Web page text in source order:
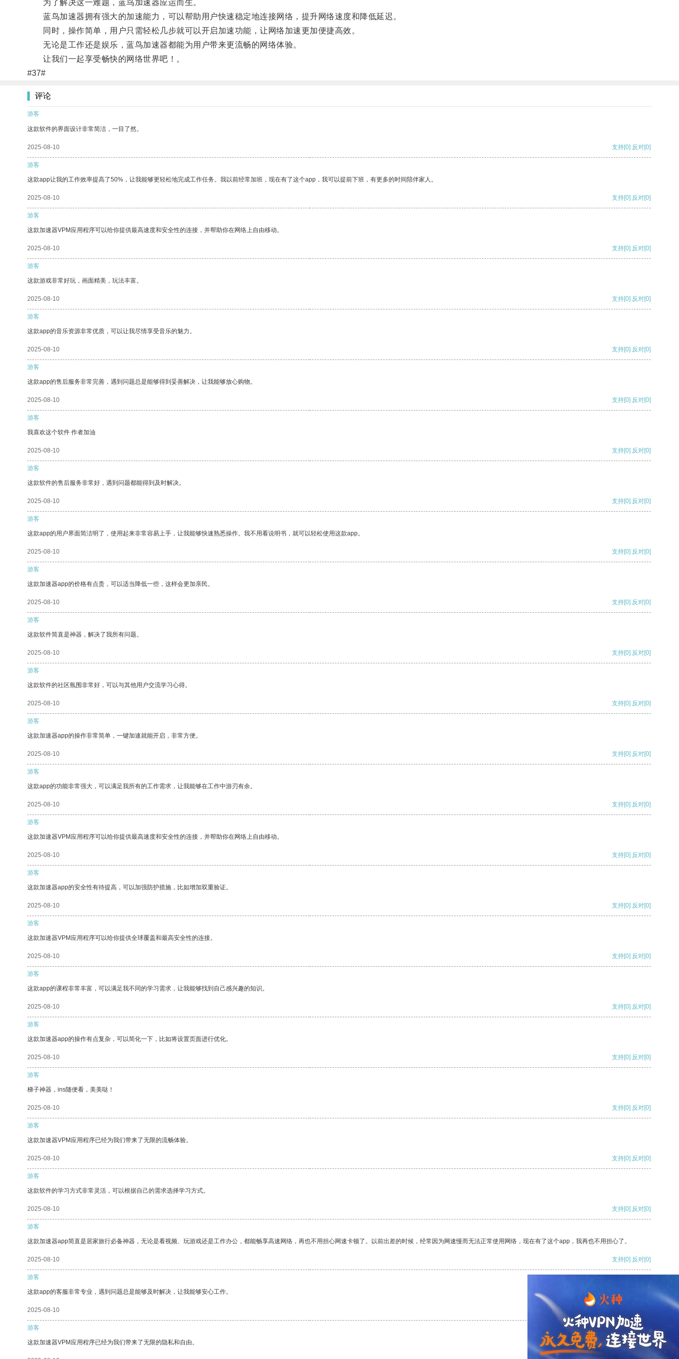
为了解决这一难题，蓝鸟加速器应运而生。
蓝鸟加速器拥有强大的加速能力，可以帮助用户快速稳定地连接网络，提升网络速度和降低延迟。
同时，操作简单，用户只需轻松几步就可以开启加速功能，让网络加速更加便捷高效。
无论是工作还是娱乐，蓝鸟加速器都能为用户带来更流畅的网络体验。
让我们一起享受畅快的网络世界吧！。
#37#
评论
游客
这款软件的界面设计非常简洁，一目了然。
2025-08-10 支持[0] 反对[0]
游客
这款app让我的工作效率提高了50%，让我能够更轻松地完成工作任务。我以前经常加班，现在有了这个app，我可以提前下班，有更多的时间陪伴家人。
2025-08-10 支持[0] 反对[0]
游客
这款加速器VPM应用程序可以给你提供最高速度和安全性的连接，并帮助你在网络上自由移动。
2025-08-10 支持[0] 反对[0]
游客
这款游戏非常好玩，画面精美，玩法丰富。
2025-08-10 支持[0] 反对[0]
游客
这款app的音乐资源非常优质，可以让我尽情享受音乐的魅力。
2025-08-10 支持[0] 反对[0]
游客
这款app的售后服务非常完善，遇到问题总是能够得到妥善解决，让我能够放心购物。
2025-08-10 支持[0] 反对[0]
游客
我喜欢这个软件 作者加油
2025-08-10 支持[0] 反对[0]
游客
这款软件的售后服务非常好，遇到问题都能得到及时解决。
2025-08-10 支持[0] 反对[0]
游客
这款app的用户界面简洁明了，使用起来非常容易上手，让我能够快速熟悉操作。我不用看说明书，就可以轻松使用这款app。
2025-08-10 支持[0] 反对[0]
游客
这款加速器app的价格有点贵，可以适当降低一些，这样会更加亲民。
2025-08-10 支持[0] 反对[0]
游客
这款软件简直是神器，解决了我所有问题。
2025-08-10 支持[0] 反对[0]
游客
这款软件的社区氛围非常好，可以与其他用户交流学习心得。
2025-08-10 支持[0] 反对[0]
游客
这款加速器app的操作非常简单，一键加速就能开启，非常方便。
2025-08-10 支持[0] 反对[0]
游客
这款app的功能非常强大，可以满足我所有的工作需求，让我能够在工作中游刃有余。
2025-08-10 支持[0] 反对[0]
游客
这款加速器VPM应用程序可以给你提供最高速度和安全性的连接，并帮助你在网络上自由移动。
2025-08-10 支持[0] 反对[0]
游客
这款加速器app的安全性有待提高，可以加强防护措施，比如增加双重验证。
2025-08-10 支持[0] 反对[0]
游客
这款加速器VPM应用程序可以给你提供全球覆盖和最高安全性的连接。
2025-08-10 支持[0] 反对[0]
游客
这款app的课程非常丰富，可以满足我不同的学习需求，让我能够找到自己感兴趣的知识。
2025-08-10 支持[0] 反对[0]
游客
这款加速器app的操作有点复杂，可以简化一下，比如将设置页面进行优化。
2025-08-10 支持[0] 反对[0]
游客
梯子神器，ins随便看，美美哒！
2025-08-10 支持[0] 反对[0]
游客
这款加速器VPM应用程序已经为我们带来了无限的流畅体验。
2025-08-10 支持[0] 反对[0]
游客
这款软件的学习方式非常灵活，可以根据自己的需求选择学习方式。
2025-08-10 支持[0] 反对[0]
游客
这款加速器app简直是居家旅行必备神器，无论是看视频、玩游戏还是工作办公，都能畅享高速网络，再也不用担心网速卡顿了。以前出差的时候，经常因为网速慢而无法正常使用网络，现在有了这个app，我再也不用担心了。
2025-08-10 支持[0] 反对[0]
游客
这款app的客服非常专业，遇到问题总是能够及时解决，让我能够安心工作。
2025-08-10
游客
这款加速器VPM应用程序已经为我们带来了无限的隐私和自由。